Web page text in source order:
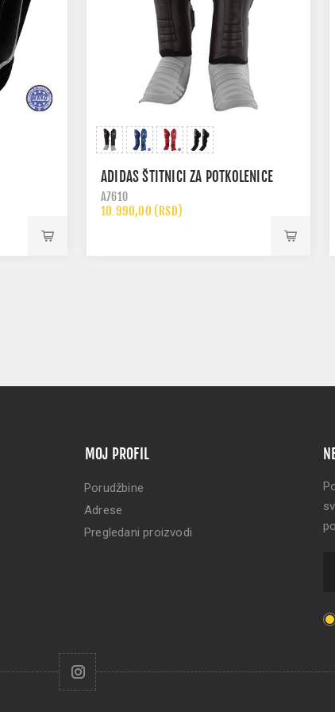
ADIDAS ŠTITNICI ZA POTKOLENICE
A7610
10.990,00 (RSD)
MOJ PROFIL
Porudžbine
Adrese
Pregledani proizvodi